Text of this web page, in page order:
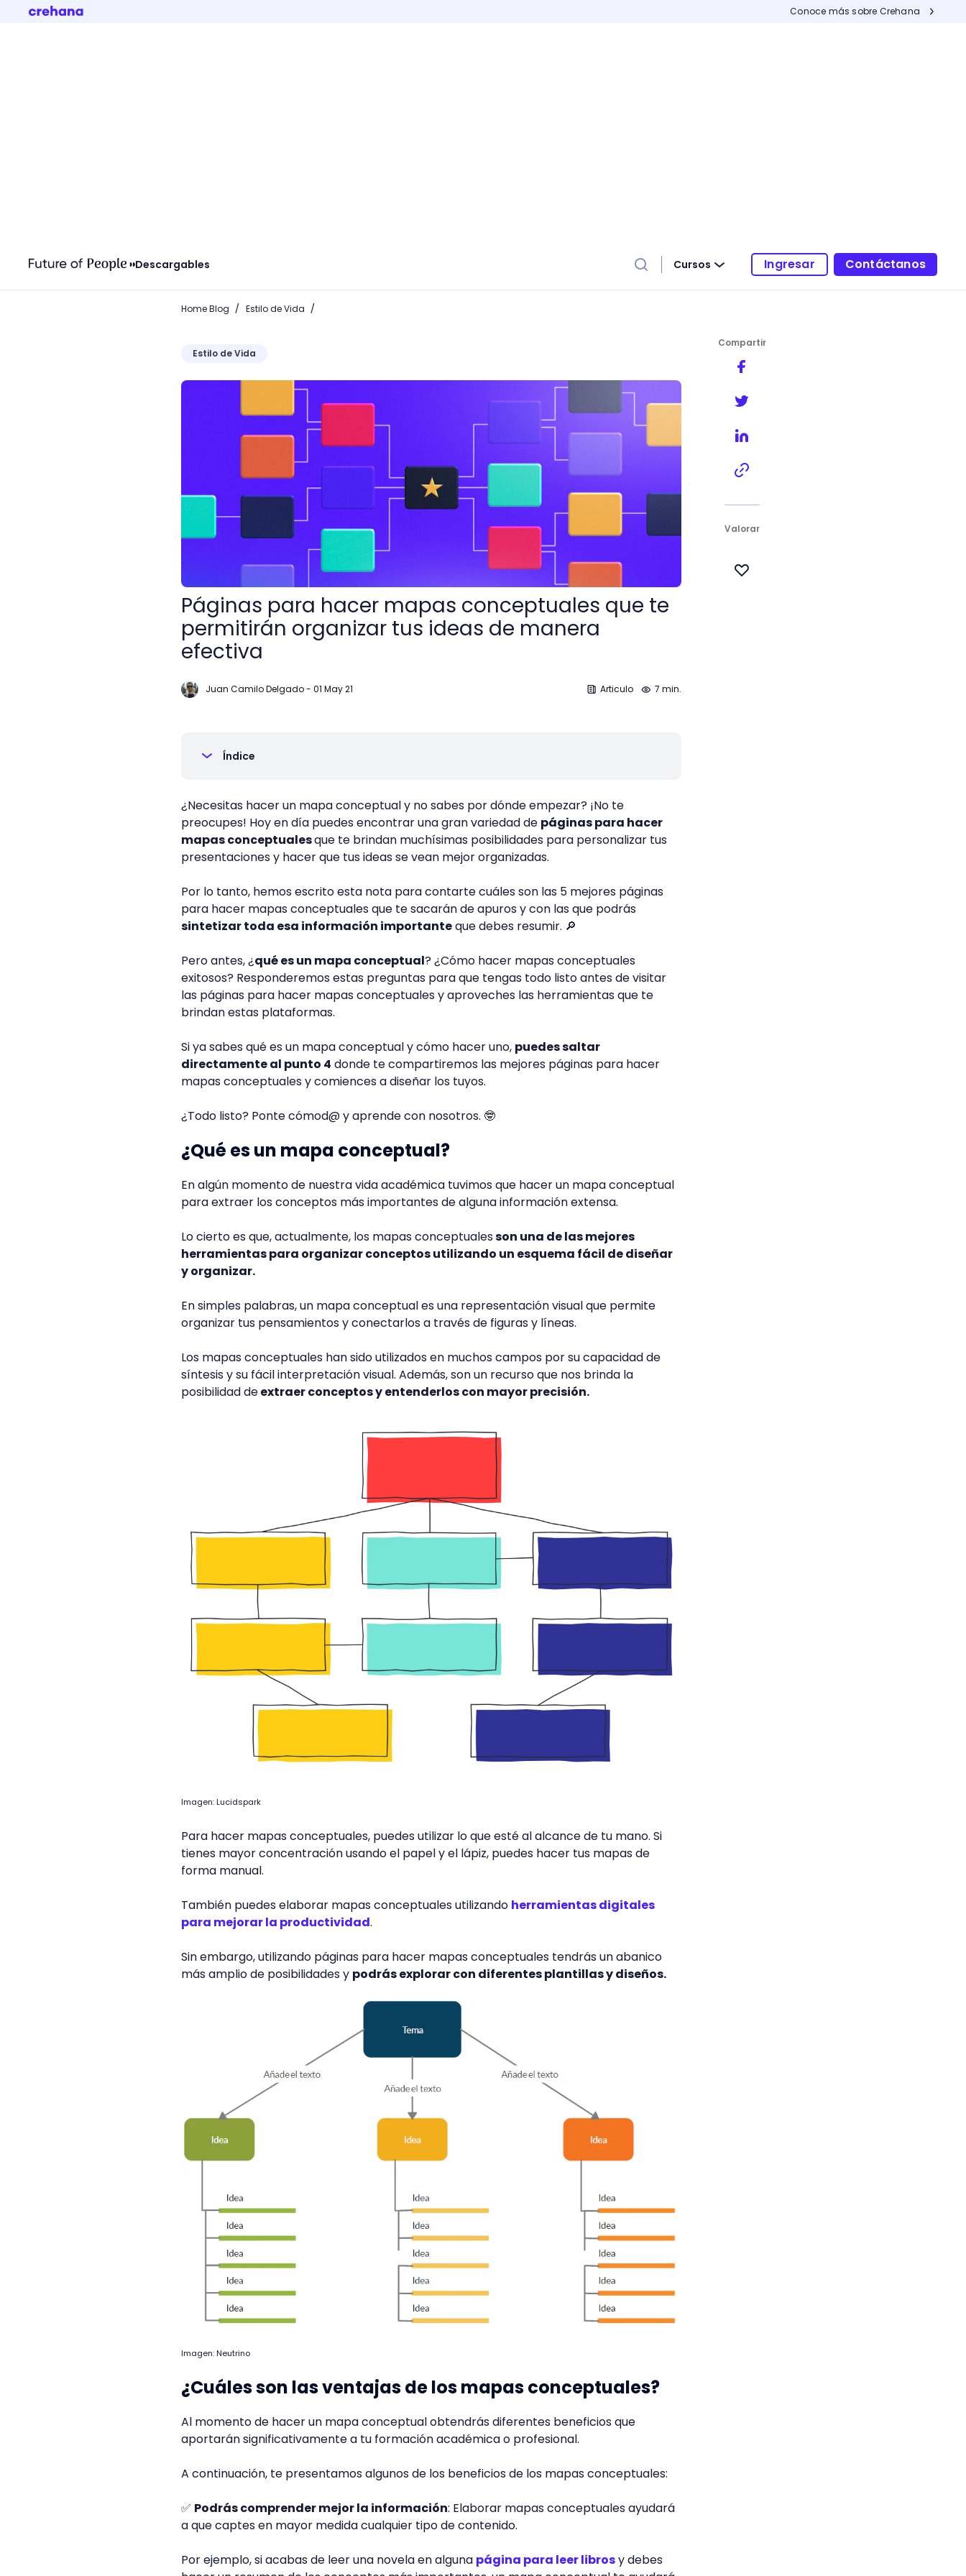
Conoce más sobre Crehana
Descargables Cursos Ingresar Contáctanos
Home Blog / Estilo de Vida /
Estilo de Vida
Páginas para hacer mapas conceptuales que te permitirán organizar tus ideas de manera efectiva
Páginas para hacer mapas conceptuales que te
permitirán organizar tus ideas de manera
efectiva
Juan Camilo Delgado- 01 May 21 Articulo 7 min.
Índice
¿Necesitas hacer un mapa conceptual y no sabes por dónde empezar? ¡No te
preocupes! Hoy en día puedes encontrar una gran variedad de páginas para hacer
mapas conceptualesque te brindan muchísimas posibilidades para personalizar tus
presentaciones y hacer que tus ideas se vean mejor organizadas.
Por lo tanto, hemos escrito esta nota para contarte cuáles son las 5 mejores páginas
para hacer mapas conceptuales que te sacarán de apuros y con las que podrás
sintetizar toda esa información importanteque debes resumir. 🔎
Pero antes, ¿qué es un mapa conceptual? ¿Cómo hacer mapas conceptuales
exitosos? Responderemos estas preguntas para que tengas todo listo antes de visitar
las páginas para hacer mapas conceptuales y aproveches las herramientas que te
brindan estas plataformas.
Si ya sabes qué es un mapa conceptual y cómo hacer uno, puedes saltar
directamente al punto 4 donde te compartiremos las mejores páginas para hacer
mapas conceptuales y comiences a diseñar los tuyos.
¿Todo listo? Ponte cómod@ y aprende con nosotros. 🤓
¿Qué es un mapa conceptual?
En algún momento de nuestra vida académica tuvimos que hacer un mapa conceptual
para extraer los conceptos más importantes de alguna información extensa.
Lo cierto es que, actualmente, los mapas conceptualesson una de las mejores
herramientas para organizar conceptos utilizando un esquema fácil de diseñar
y organizar.
En simples palabras, un mapa conceptual es una representación visual que permite
organizar tus pensamientos y conectarlos a través de figuras y líneas.
Los mapas conceptuales han sido utilizados en muchos campos por su capacidad de
síntesis y su fácil interpretación visual. Además, son un recurso que nos brinda la
posibilidad deextraer conceptos y entenderlos con mayor precisión.
Imagen: Lucidspark
Para hacer mapas conceptuales, puedes utilizar lo que esté al alcance de tu mano. Si
tienes mayor concentración usando el papel y el lápiz, puedes hacer tus mapas de
forma manual.
También puedes elaborar mapas conceptuales utilizando herramientas digitales
para mejorar la productividad.
Sin embargo, utilizando páginas para hacer mapas conceptuales tendrás un abanico
más amplio de posibilidades y podrás explorar con diferentes plantillas y diseños.
Imagen: Neutrino
¿Cuáles son las ventajas de los mapas conceptuales?
Al momento de hacer un mapa conceptual obtendrás diferentes beneficios que
aportarán significativamente a tu formación académica o profesional.
A continuación, te presentamos algunos de los beneficios de los mapas conceptuales:
✅ Podrás comprender mejor la información: Elaborar mapas conceptuales ayudará
a que captes en mayor medida cualquier tipo de contenido.
Por ejemplo, si acabas de leer una novela en alguna página para leer librosy debes
Compartir
Valorar